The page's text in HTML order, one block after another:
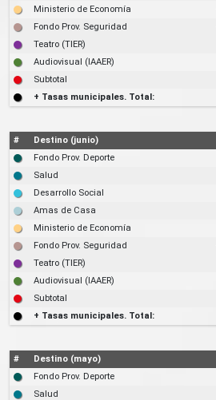
Ministerio de Economía
Fondo Prov. Seguridad
Teatro (TIER)
Audiovisual (IAAER)
Subtotal
+ Tasas municipales. Total:
# Destino (junio)
Fondo Prov. Deporte
Salud
Desarrollo Social
Amas de Casa
Ministerio de Economía
Fondo Prov. Seguridad
Teatro (TIER)
Audiovisual (IAAER)
Subtotal
+ Tasas municipales. Total:
# Destino (mayo)
Fondo Prov. Deporte
Salud